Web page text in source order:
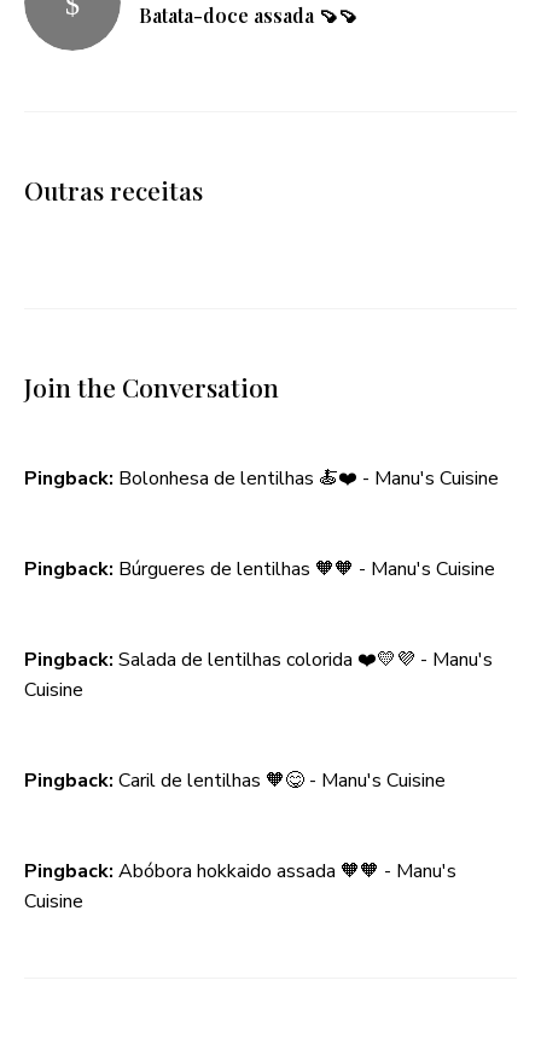
Batata-doce assada 🍠🍠
Outras receitas
Join the Conversation
Pingback: Bolonhesa de lentilhas 🍝❤️ - Manu's Cuisine
Pingback: Búrgueres de lentilhas 🧡🧡 - Manu's Cuisine
Pingback: Salada de lentilhas colorida ❤️💛💜 - Manu's
Cuisine
Pingback: Caril de lentilhas 🧡😋 - Manu's Cuisine
Pingback: Abóbora hokkaido assada 🧡🧡 - Manu's
Cuisine